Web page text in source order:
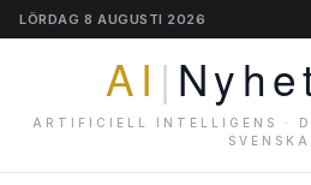
LÖRDAG 8 AUGUSTI 2026
AI |
ARTIFICIELL INTELLIGENS ·
SVENSKA